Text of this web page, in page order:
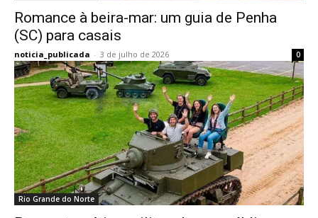
Romance à beira-mar: um guia de Penha
(SC) para casais
noticia_publicada - 3 de julho de 2026 0
Rio Grande do Norte